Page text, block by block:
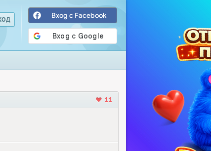
Вход с Facebook
11